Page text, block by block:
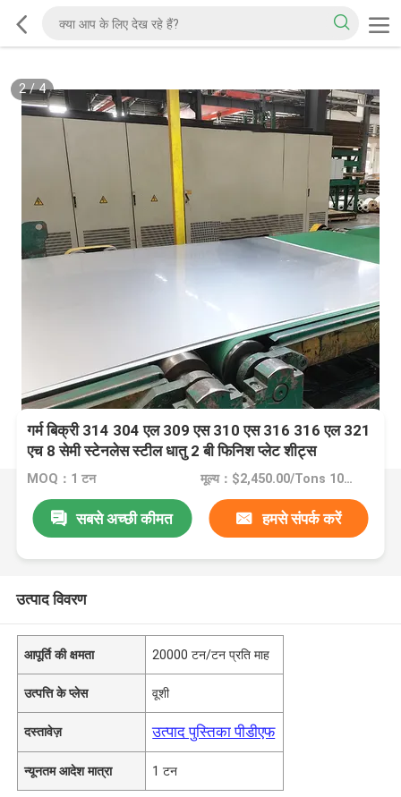
2/4
गर्म बिक्री 314 304 एल 309 एस 310 एस 316 316 एल 321
एच 8 सेमी स्टेनलेस स्टील धातु 2 बी फिनिश प्लेट शीट्स
MOQ：1 टन मूल्य：$2,450.00/Tons 10-999 Tons
सबसे अच्छी कीमत हमसे संपर्क करें
उत्पाद विवरण
आपूर्ति की क्षमता 20000 टन/टन प्रति माह
उत्पत्ति के प्लेस वूशी
दस्तावेज़ उत्पाद पुस्तिका पीडीएफ
न्यूनतम आदेश मात्रा 1 टन